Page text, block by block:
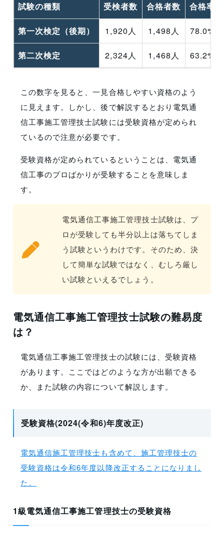
試験の種類 受検者数 合格者数 合格率
第一次検定（後期） 1,920人 1,498人 78.0%
第二次検定 2,324人 1,468人 63.2%
この数字を見ると、一見合格しやすい資格のよう
に見えます。しかし、後で解説するとおり電気通
信工事施工管理技士試験には受験資格が定められ
ているので注意が必要です。
受験資格が定められているということは、電気通
信工事のプロばかりが受験することを意味しま
す。
電気通信工事施工管理技士試験は、プ
ロが受験しても半分以上は落ちてしま
う試験というわけです。そのため、決
して簡単な試験ではなく、むしろ厳し
い試験といえるでしょう。
電気通信工事施工管理技士試験の難易度
は？
電気通信工事施工管理技士の試験には、受験資格
があります。ここではどのような方が出願できる
か、また試験の内容について解説します。
受験資格(2024(令和6)年度改正)
電気通信施工管理技士も含めて、施工管理技士の
受験資格は令和6年度以降改正することになりまし
た。
1級電気通信工事施工管理技士の受験資格